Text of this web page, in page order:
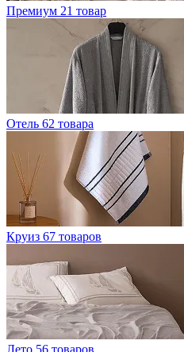
Премиум 21 товар
Отель 62 товара
Круиз 67 товаров
Лето 56 товаров